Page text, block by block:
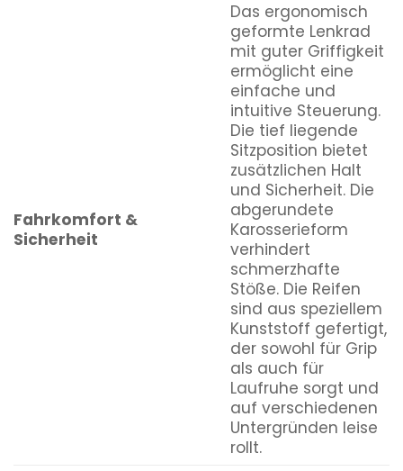
Fahrkomfort &
Sicherheit
Das ergonomisch
geformte Lenkrad
mit guter Griffigkeit
ermöglicht eine
einfache und
intuitive Steuerung.
Die tief liegende
Sitzposition bietet
zusätzlichen Halt
und Sicherheit. Die
abgerundete
Karosserieform
verhindert
schmerzhafte
Stöße. Die Reifen
sind aus speziellem
Kunststoff gefertigt,
der sowohl für Grip
als auch für
Laufruhe sorgt und
auf verschiedenen
Untergründen leise
rollt.